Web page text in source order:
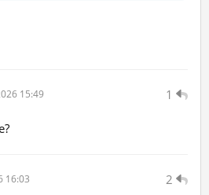
1
15:49
2
16:03